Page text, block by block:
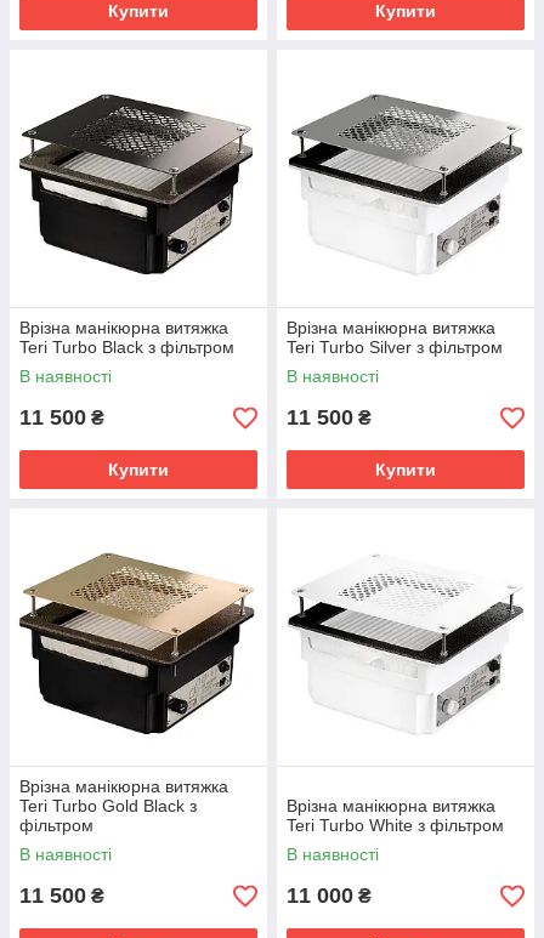
Купити Купити
Врізна манікюрна витяжка
Teri Turbo Black з фільтром
В наявності
11 500 ₴
Купити
Врізна манікюрна витяжка
Teri Turbo Silver з фільтром
В наявності
11 500 ₴
Купити
Врізна манікюрна витяжка
Teri Turbo Gold Black з
фільтром
В наявності
11 500 ₴
Врізна манікюрна витяжка
Teri Turbo White з фільтром
В наявності
11 000 ₴